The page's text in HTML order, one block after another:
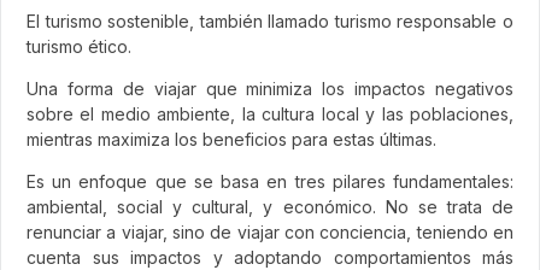
El turismo sostenible, también llamado turismo responsable o
turismo ético.
Una forma de viajar que minimiza los impactos negativos
sobre el medio ambiente, la cultura local y las poblaciones,
mientras maximiza los beneficios para estas últimas.
Es un enfoque que se basa en tres pilares fundamentales:
ambiental, social y cultural, y económico. No se trata de
renunciar a viajar, sino de viajar con conciencia, teniendo en
cuenta sus impactos y adoptando comportamientos más